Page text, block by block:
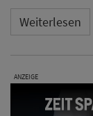
Weiterlesen
ANZEIGE